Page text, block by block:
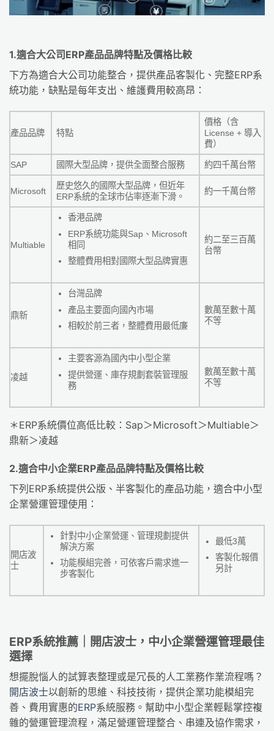
1.適合大公司ERP產品品牌特點及價格比較
下方為適合大公司功能整合，提供產品客製化、完整ERP系
統功能，缺點是每年支出、維護費用較高昂：
產品品牌 特點
價格（含
License + 導入
費）
SAP 國際大型品牌，提供全面整合服務 約四千萬台幣
Microsoft
歷史悠久的國際大型品牌，但近年
ERP系統的全球市佔率逐漸下滑。
約一千萬台幣
Multiable
香港品牌
ERP系統功能與Sap、Microsoft
相同
整體費用相對國際大型品牌實惠
約二至三百萬
台幣
鼎新
台灣品牌
產品主要面向國內市場
相較於前三者，整體費用最低廉
數萬至數十萬
不等
凌越
主要客源為國內中小型企業
提供營運、庫存規劃套裝管理服
務
數萬至數十萬
不等
＊ERP系統價位高低比較：Sap＞Microsoft＞Multiable＞
鼎新＞凌越
2.適合中小企業ERP產品品牌特點及價格比較
下列ERP系統提供公版、半客製化的產品功能，適合中小型
企業營運管理使用：
開店波
士
針對中小企業營運、管理規劃提供
解決方案
功能模組完善，可依客戶需求進一
步客製化
最低3萬
客製化報價
另計
ERP系統推薦｜開店波士，中小企業營運管理最佳
選擇
想擺脫惱人的試算表整理或是冗長的人工業務作業流程嗎？
開店波士以創新的思維、科技技術，提供企業功能模組完
善、費用實惠的ERP系統服務。幫助中小型企業輕鬆掌控複
雜的營運管理流程，滿足營運管理整合、串連及協作需求，